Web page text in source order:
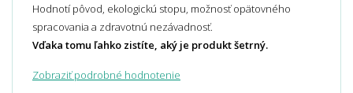
Hodnotí pôvod, ekologickú stopu, možnosť opätovného
spracovania a zdravotnú nezávadnosť.
Vďaka tomu ľahko zistíte, aký je produkt šetrný.
Zobraziť podrobné hodnotenie